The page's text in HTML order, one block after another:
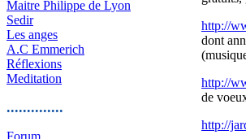
Maitre Philippe de Lyon
Sedir
Les anges
A.C Emmerich
Réflexions
Meditation
..............
Forum
http://
dont
http://
de
http://